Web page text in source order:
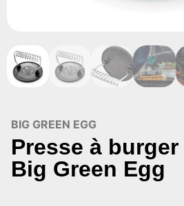
BIG GREEN EGG
Presse à
Big Green Egg